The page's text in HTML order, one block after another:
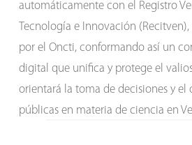
automáticamente con el Registro
Tecnología e Innovación
por el Oncti, conformando así un
digital que unifica y protege el
orientará la toma de decisiones y el
públicas en materia de ciencia en